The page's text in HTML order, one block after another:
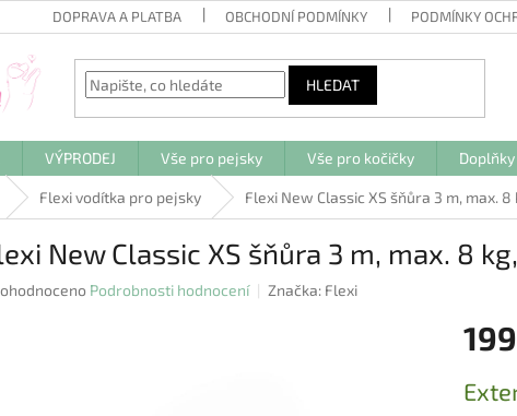
DOPRAVA A PLATBA OBCHODNÍ PODMÍNKY PODMÍNKY
HLEDAT
VÝPRODEJ Vše pro pejsky Vše pro kočičky
Flexi vodítka pro pejsky Flexi New Classic XS šňůra 3 m, max. 8
New Classic XS šňůra 3 m, max. 8
Podrobnosti hodnocení Značka: Flexi
cena: